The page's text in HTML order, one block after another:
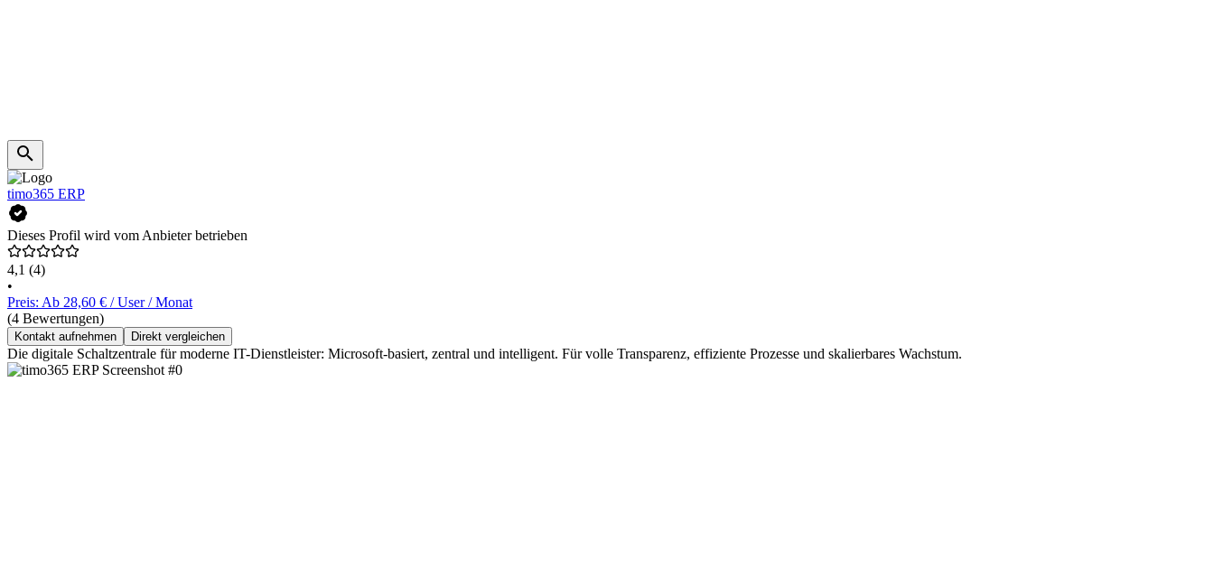
timo365 ERP
Dieses Profil wird vom Anbieter betrieben
4,1 (4)
•
Preis: Ab 28,60 € / User / Monat
(4 Bewertungen)
Kontakt aufnehmen Direkt vergleichen
Die digitale Schaltzentrale für moderne IT-Dienstleister: Microsoft-basiert, zentral und intelligent. Für volle Transparenz, effiziente Prozesse und skalierbares Wachstum.